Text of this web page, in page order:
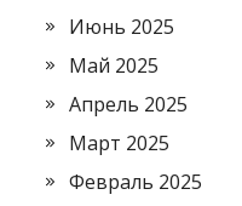
Июнь 2025
Май 2025
Апрель 2025
Март 2025
Февраль 2025